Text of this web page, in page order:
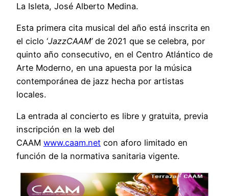
La Isleta, José Alberto Medina.
Esta primera cita musical del año está inscrita en
el ciclo ‘JazzCAAM’de 2021 que se celebra, por
quinto año consecutivo, en el Centro Atlántico de
Arte Moderno, en una apuesta por la música
contemporánea de jazz hecha por artistas
locales.
La entrada al concierto es libre y gratuita, previa
inscripción en la web del
CAAM www.caam.net con aforo limitado en
función de la normativa sanitaria vigente.